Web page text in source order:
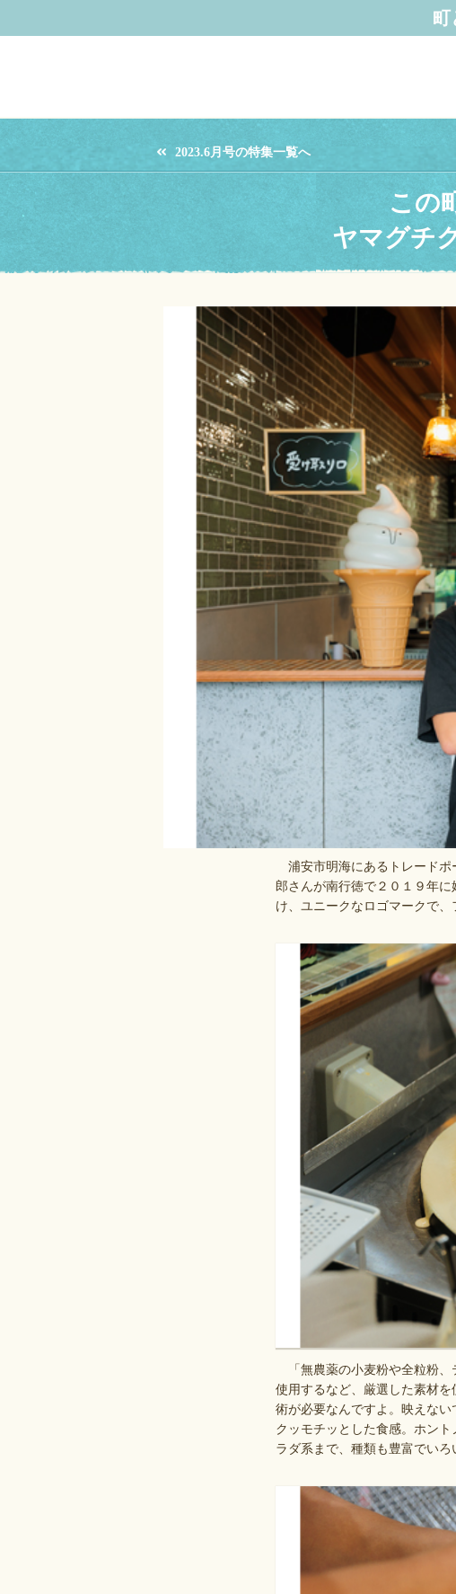
町
2023.6月号の特集一覧へ
この
ヤマグチ
浦安市明海にあるトレードポ
郎さんが南行徳で２０１９年
け、ユニークなロゴマークで、
「無農薬の小麦粉や全粒粉、
使用するなど、厳選した素材
術が必要なんですよ。映えな
クッモチッとした食感。ホン
ラダ系まで、種類も豊富でいろ